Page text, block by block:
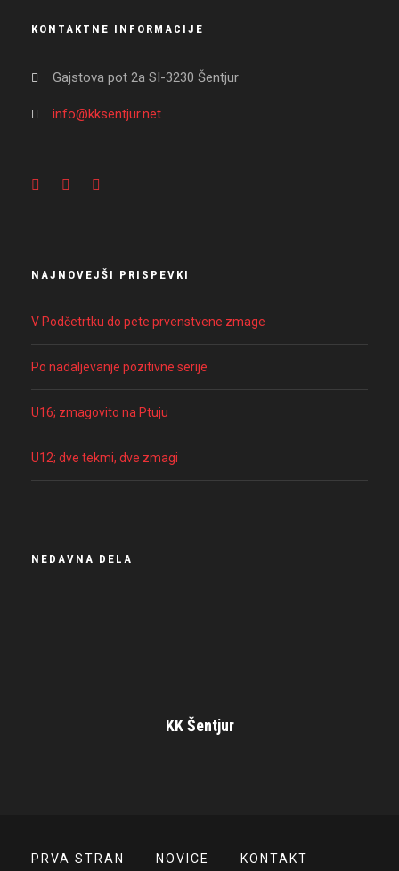
KONTAKTNE INFORMACIJE
Gajstova pot 2a SI-3230 Šentjur
info@kksentjur.net
NAJNOVEJŠI PRISPEVKI
V Podčetrtku do pete prvenstvene zmage
Po nadaljevanje pozitivne serije
U16; zmagovito na Ptuju
U12; dve tekmi, dve zmagi
NEDAVNA DELA
KK Šentjur
PRVA STRAN NOVICE KONTAKT